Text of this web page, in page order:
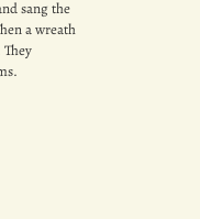
sang the
a wreath